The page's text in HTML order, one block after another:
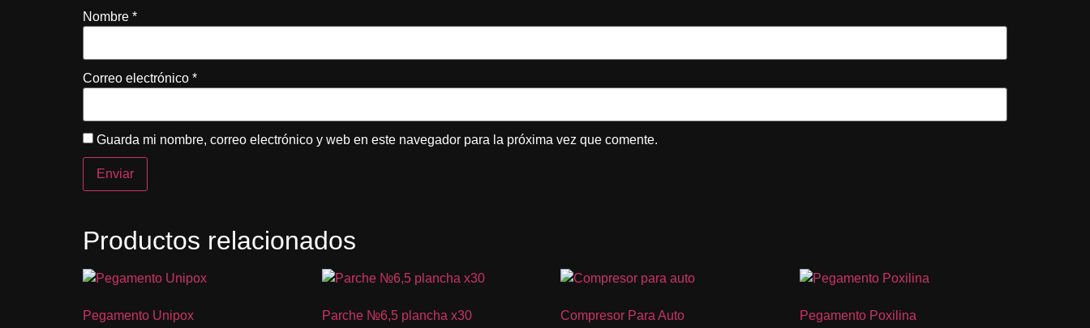
Nombre *
Correo electrónico *
Guarda mi nombre, correo electrónico y web en este navegador para la próxima vez que comente.
Productos relacionados
Pegamento Unipox Parche №6,5 plancha x30 Compresor Para Auto Pegamento Poxilina